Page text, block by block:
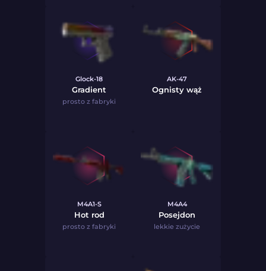
Glock-18
Gradient
prosto z fabryki
AK-47
Ognisty wąż
M4A1-S
Hot rod
prosto z fabryki
M4A4
Posejdon
lekkie zużycie